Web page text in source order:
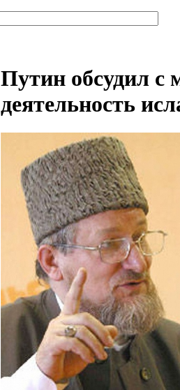
Путин обсудил с
деятельность